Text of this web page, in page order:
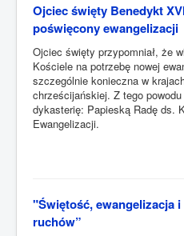
Ojciec święty Benedykt
poświęcony ewangelizacji
Ojciec święty przypomniał, że
Kościele na potrzebę nowej
szczególnie konieczna w
chrześcijańskiej. Z tego
dykasterię: Papieską Radę ds.
Ewangelizacji.
"Świętość, ewangelizacja
ruchów”